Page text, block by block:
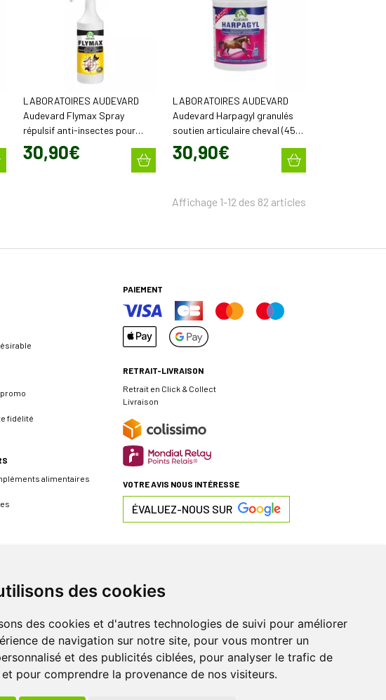
des cookies
des cookies et d'autres technologies de suivi pour améliorer
de navigation sur notre site, pour vous montrer un
et des publicités ciblées, pour analyser le trafic de
pour comprendre la provenance de nos visiteurs.
LABORATOIRES AUDEVARD
Audevard Flymax Spray
répulsif anti-insectes pour
chevaux (400 ml)
30,90€
LABORATOIRES AUDEVARD
Audevard Harpagyl granulés
soutien articulaire cheval (450
g)
30,90€
Affichage 1-12 des 82 articles
fidélité
alimentaires
PAIEMENT
RETRAIT-LIVRAISON
Retrait en Click & Collect
Livraison
VOTRE AVIS NOUS INTÉRESSE
ÉVALUEZ-NOUS SUR